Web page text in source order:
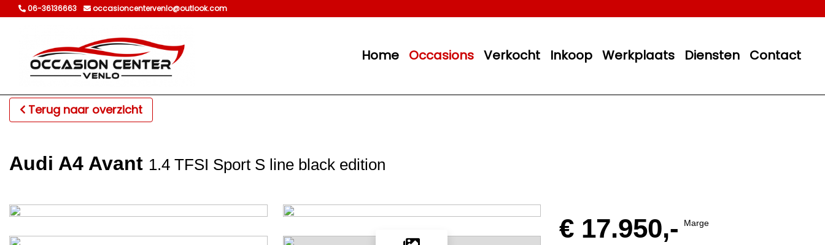
06-36136663 occasioncentervenlo@outlook.com
Home Occasions Verkocht Inkoop Werkplaats Diensten Contact
Terug naar overzicht
Audi A4 Avant 1.4 TFSI Sport S line black edition
€ 17.950,- Marge